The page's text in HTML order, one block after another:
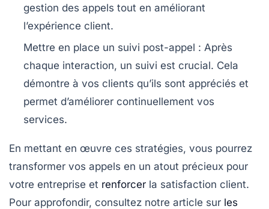
gestion des appels tout en améliorant
l’expérience client.
Mettre en place un suivi post-appel : Après
chaque interaction, un suivi est crucial. Cela
démontre à vos clients qu’ils sont appréciés et
permet d’améliorer continuellement vos
services.
En mettant en œuvre ces stratégies, vous pourrez
transformer vos appels en un atout précieux pour
votre entreprise et renforcer la satisfaction client.
Pour approfondir, consultez notre article sur les